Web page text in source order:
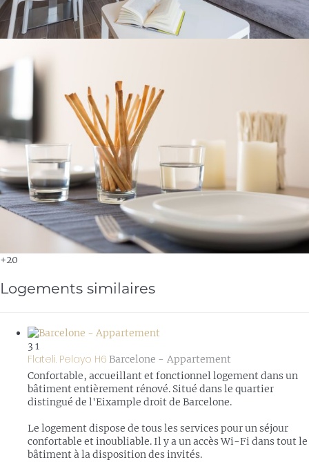
+20
Logements similaires
3 1
Flateli. Pelayo H6 Barcelone - Appartement
Confortable, accueillant et fonctionnel logement dans un
bâtiment entièrement rénové. Situé dans le quartier
distingué de l'Eixample droit de Barcelone.
Le logement dispose de tous les services pour un séjour
confortable et inoubliable. Il y a un accès Wi-Fi dans tout le
bâtiment à la disposition des invités.